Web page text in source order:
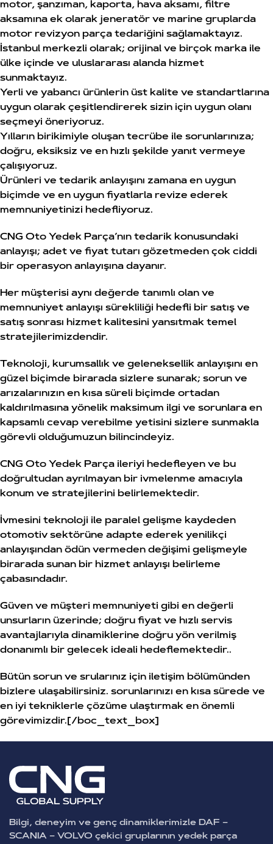
motor, şanzıman, kaporta, hava aksamı, filtre
aksamına ek olarak jeneratör ve marine gruplarda
motor revizyon parça tedariğini sağlamaktayız.
İstanbul merkezli olarak; orijinal ve birçok marka ile
ülke içinde ve uluslararası alanda hizmet
sunmaktayız.
Yerli ve yabancı ürünlerin üst kalite ve standartlarına
uygun olarak çeşitlendirerek sizin için uygun olanı
seçmeyi öneriyoruz.
Yılların birikimiyle oluşan tecrübe ile sorunlarınıza;
doğru, eksiksiz ve en hızlı şekilde yanıt vermeye
çalışıyoruz.
Ürünleri ve tedarik anlayışını zamana en uygun
biçimde ve en uygun fiyatlarla revize ederek
memnuniyetinizi hedefliyoruz.
CNG Oto Yedek Parça’nın tedarik konusundaki
anlayışı; adet ve fiyat tutarı gözetmeden çok ciddi
bir operasyon anlayışına dayanır.
Her müşterisi aynı değerde tanımlı olan ve
memnuniyet anlayışı sürekliliği hedefli bir satış ve
satış sonrası hizmet kalitesini yansıtmak temel
stratejilerimizdendir.
Teknoloji, kurumsallık ve geleneksellik anlayışını en
güzel biçimde birarada sizlere sunarak; sorun ve
arızalarınızın en kısa süreli biçimde ortadan
kaldırılmasına yönelik maksimum ilgi ve sorunlara en
kapsamlı cevap verebilme yetisini sizlere sunmakla
görevli olduğumuzun bilincindeyiz.
CNG Oto Yedek Parça ileriyi hedefleyen ve bu
doğrultudan ayrılmayan bir ivmelenme amacıyla
konum ve stratejilerini belirlemektedir.
İvmesini teknoloji ile paralel gelişme kaydeden
otomotiv sektörüne adapte ederek yenilikçi
anlayışından ödün vermeden değişimi gelişmeyle
birarada sunan bir hizmet anlayışı belirleme
çabasındadır.
Güven ve müşteri memnuniyeti gibi en değerli
unsurların üzerinde; doğru fiyat ve hızlı servis
avantajlarıyla dinamiklerine doğru yön verilmiş
donanımlı bir gelecek ideali hedeflemektedir..
Bütün sorun ve srularınız için iletişim bölümünden
bizlere ulaşabilirsiniz. sorunlarınızı en kısa sürede ve
en iyi tekniklerle çözüme ulaştırmak en önemli
görevimizdir.[/boc_text_box]
Bilgi, deneyim ve genç dinamiklerimizle DAF –
SCANIA – VOLVO çekici gruplarının yedek parça